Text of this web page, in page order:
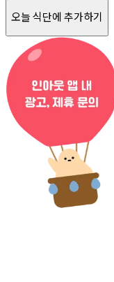
오늘 식단에 추가하기